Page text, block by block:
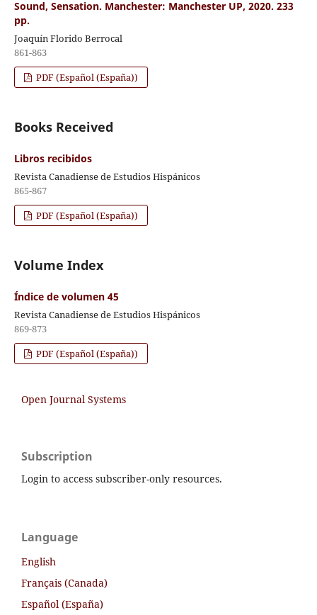
Sound, Sensation. Manchester: Manchester UP, 2020. 233
pp.
Joaquín Florido Berrocal
861-863
PDF (Español (España))
Books Received
Libros recibidos
Revista Canadiense de Estudios Hispánicos
865-867
PDF (Español (España))
Volume Index
Índice de volumen 45
Revista Canadiense de Estudios Hispánicos
869-873
PDF (Español (España))
Open Journal Systems
Subscription
Login to access subscriber-only resources.
Language
English
Français (Canada)
Español (España)